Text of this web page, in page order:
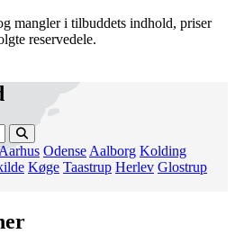
mangler i tilbuddets indhold, priser
reservedele.
Aarhus Odense Aalborg Kolding
Køge Taastrup Herlev Glostrup